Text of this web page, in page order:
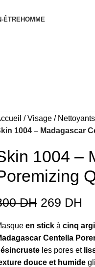
ÊTREHOMME
Visage
1004 – Madagascar
1004 –
DH 269 DH
en stick à cinq
Centella
les pores et
douce et humide